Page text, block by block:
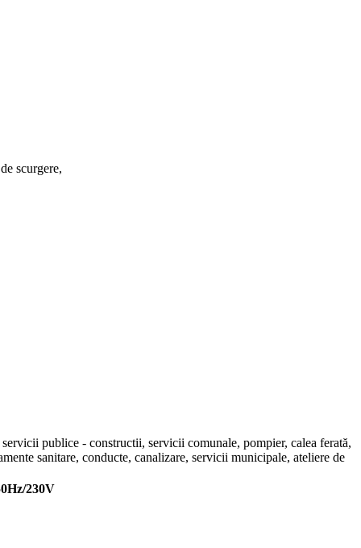
scurgere,
publice - constructii, servicii comunale, pompier, calea ferată,
sanitare, conducte, canalizare, servicii municipale, ateliere de
230V